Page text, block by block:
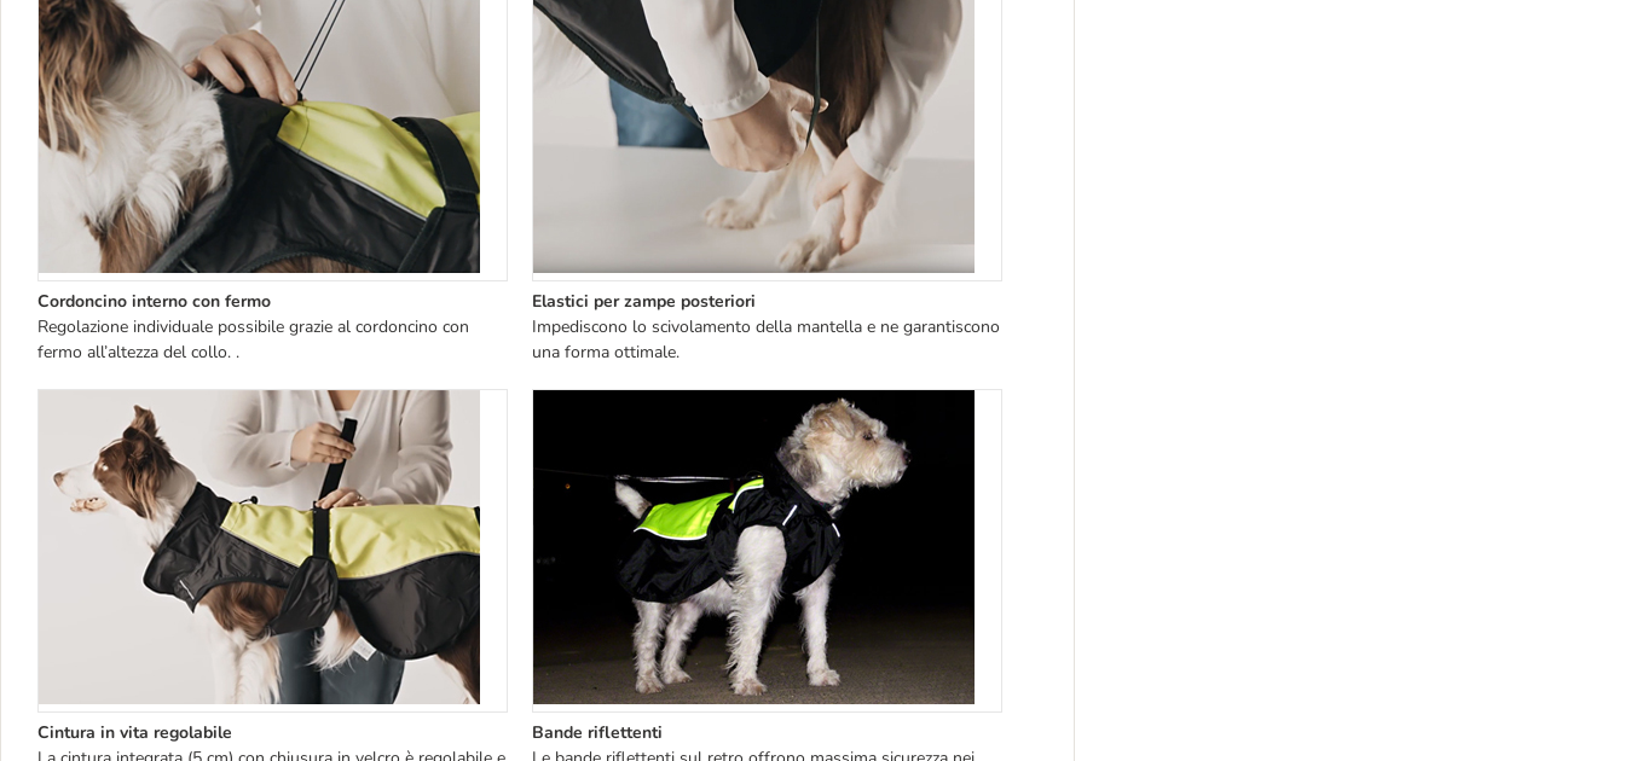
Cordoncino interno con fermo
Regolazione individuale possibile grazie al cordoncino con
fermo all’altezza del collo. .
Elastici per zampe posteriori
Impediscono lo scivolamento della mantella e ne garantiscono
una forma ottimale.
Cintura in vita regolabile
Bande riflettenti